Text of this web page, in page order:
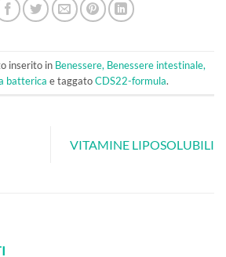
inserito in Benessere, Benessere intestinale,
batterica e taggatoCDS22-formula.
VITAMINE LIPOSOLUBILI